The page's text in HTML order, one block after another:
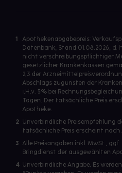
1
Apothekenabgabepreis:
Datenbank, Stand 01.08.2026, d.
nicht verschreibungspflichtiger
gesetzlicher Krankenkassen gemäß
2,3 der
Abschlags zugunsten der
i.H.v. 5% bei
Tagen. Der tatsächliche Preis
Apotheke.
2 Unverbindliche Preisempfehlung
tatsächliche Preis erscheint nach
3 Alle Preisangaben inkl. MwSt.,
Bringdienst der ausgewählten
4 Unverbindliche Angabe. Es werden